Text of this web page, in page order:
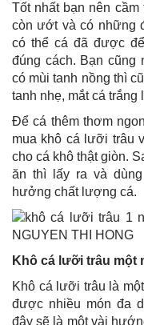
Tốt nhất bạn nên
còn ướt và có những
có thể cá đã được
đúng cách. Bạn
có mùi tanh nồng thì
tanh nhẹ, mắt cá trắng
Để cá thêm thơm
mua khô cá lưỡi trâu
cho cá khô thật giòn.
ăn thì lấy ra và
hưởng chất lượng cá.
Khô cá lưỡi trâu một
Khô cá lưỡi trâu là
được nhiều món đa
đây sẽ là một vài